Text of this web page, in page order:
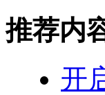
推荐内
开